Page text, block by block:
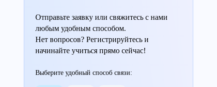
Отправьте заявку или свяжитесь с нами
любым удобным способом.
Нет вопросов? Регистрируйтесь и
начинайте учиться прямо сейчас!
Выберите удобный способ связи: